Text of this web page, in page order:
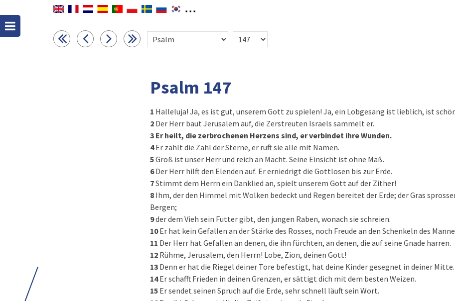
Psalm 147
1 Halleluja! Ja, es ist gut, unserem Gott zu spielen! Ja, ein Lobgesang ist lieblich, ist
2 Der Herr baut Jerusalem auf, die Zerstreuten Israels sammelt er.
3 Er heilt, die zerbrochenen Herzens sind, er verbindet ihre Wunden.
4Er zählt die Zahl der Sterne, er ruft sie alle mit Namen.
5Groß ist unser Herr und reich an Macht. Seine Einsicht ist ohne Maß.
6Der Herr hilft den Elenden auf. Er erniedrigt die Gottlosen bis zur Erde.
7Stimmt dem Herrn ein Danklied an, spielt unserem Gott auf der Zither!
8 Ihm, der den Himmel mit Wolken bedeckt und Regen bereitet der Erde; der Gras
Bergen;
9der dem Vieh sein Futter gibt, den jungen Raben, wonach sie schreien.
10Er hat kein Gefallen an der Stärke des Rosses, noch Freude an den Schenkeln des
11 Der Herr hat Gefallen an denen, die ihn fürchten, an denen, die auf seine Gnade harren.
12 Rühme, Jerusalem, den Herrn! Lobe, Zion, deinen Gott!
13 Denn er hat die Riegel deiner Tore befestigt, hat deine Kinder gesegnet in deiner Mitte.
14Er schafft Frieden in deinen Grenzen, er sättigt dich mit dem besten Weizen.
15 Er sendet seinen Spruch auf die Erde, sehr schnell läuft sein Wort.